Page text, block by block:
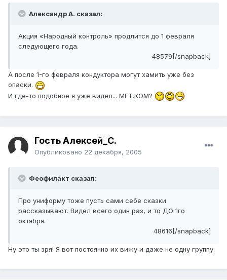
Александр А. сказал:
Акция «Народный контроль» продлится до 1 февраля
следующего года.
48579[/snapback]
А после 1-го февраля кондуктора могут хамить уже без
опаски.
И где-то подобное я уже видел... МГТ.КОМ?
Гость Алексей_С.
Опубликовано 22 декабря, 2005
Феофилакт сказал:
Про униформу тоже пусть сами себе сказки
рассказывают. Видел всего один раз, и то ДО 1го
октября.
48616[/snapback]
Ну это ты зря! Я вот постоянно их вижу и даже не одну группу.